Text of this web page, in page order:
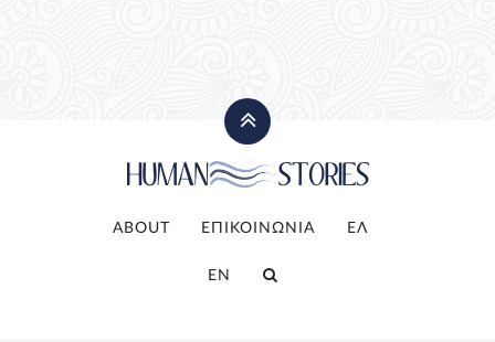
ABOUT ΕΠΙΚΟΙΝΩΝΙΑ ΕΛ
EN